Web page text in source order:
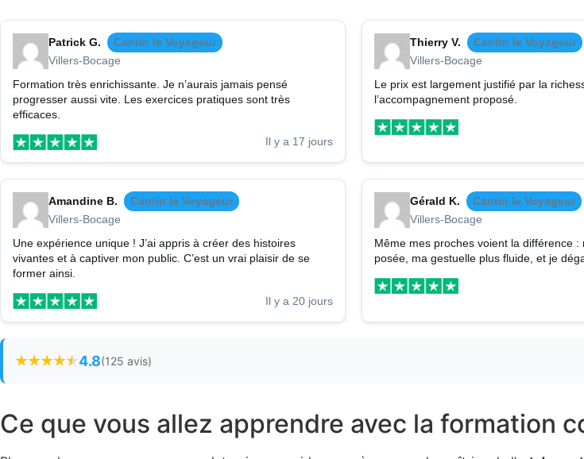
Patrick G.
Cantin le Voyageur
Villers-Bocage
Formation très enrichissante. Je n’aurais jamais pensé
progresser aussi vite. Les exercices pratiques sont très
efficaces.
Il y a 17 jours
Thierry V.
Cantin le Voyageur
Villers-Bocage
Le prix est largement justifié par la
l’accompagnement proposé.
Amandine B.
Cantin le Voyageur
Villers-Bocage
Une expérience unique ! J’ai appris à créer des histoires
vivantes et à captiver mon public. C’est un vrai plaisir de se
former ainsi.
Il y a 20 jours
Gérald K.
Cantin le Voyageur
Villers-Bocage
Même mes proches voient la différence :
posée, ma gestuelle plus fluide, et je
4.8(125 avis)
Ce que vous allez apprendre avec la formation